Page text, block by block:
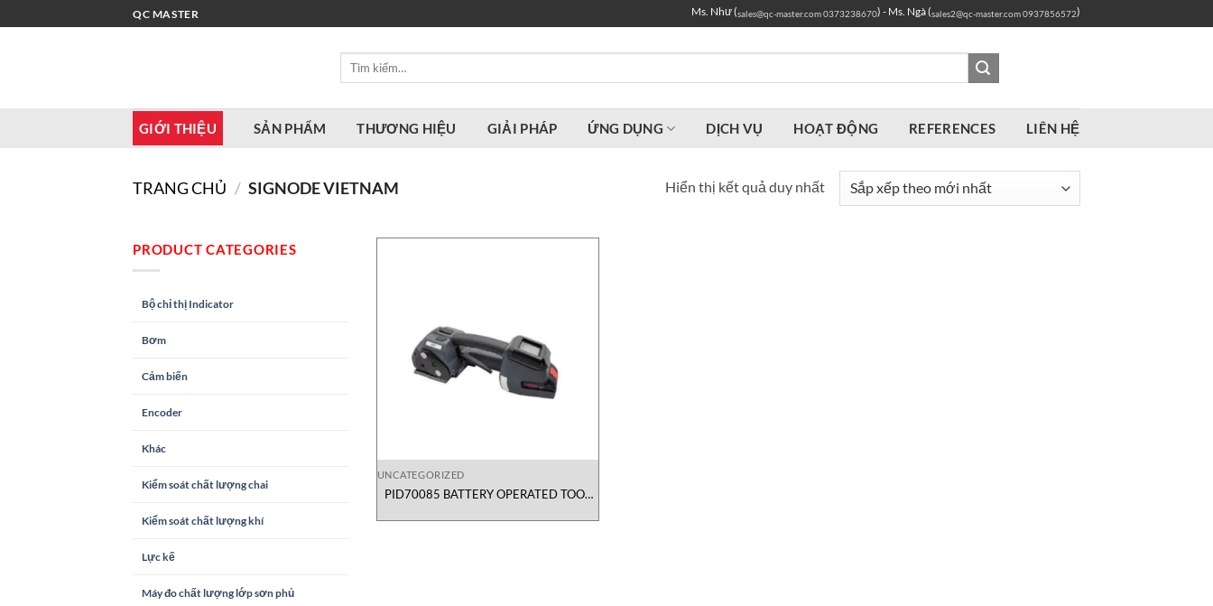
qua
QC MASTER Ms. Như (sales@qc-master.com0373238670) - Ms. Ngà (sales2@qc-master.com0937856572)
Tìm
GIỚI THIỆU SẢN PHẨM THƯƠNG HIỆU GIẢI PHÁP ỨNG DỤNG DỊCH VỤ HOẠT ĐỘNG REFERENCES LIÊN HỆ
TRANG CHỦ / SIGNODE VIETNAM Hiển thị kết quả duy nhất
PRODUCT CATEGORIES
Bộ chỉ thị Indicator
Bơm
Cảm biến
Encoder
Khác
Kiểm soát chất lượng chai
Kiểm soát chất lượng khí
Lực kế
Máy đo chất lượng lớp sơn phủ
UNCATEGORIZED
PID70085 BATTERY OPERATED TOOL